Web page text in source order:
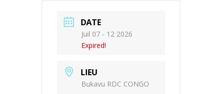
DATE
Juil 07 - 12 2026
Expired!
LIEU
Bukavu RDC CONGO